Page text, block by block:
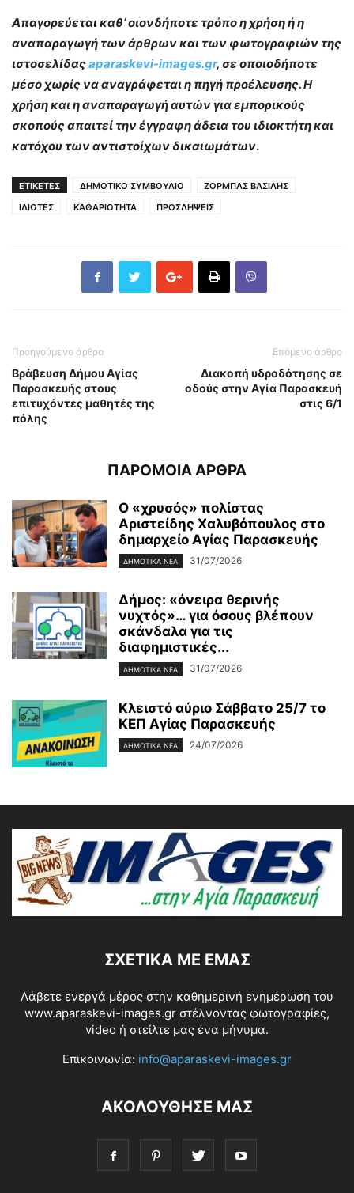
Απαγορεύεται καθ’ οιονδήποτε τρόπο η χρήση ή η
αναπαραγωγή των άρθρων και των φωτογραφιών της
ιστοσελίδας aparaskevi-images.gr, σε οποιοδήποτε
μέσο χωρίς να αναγράφεται η πηγή προέλευσης. Η
χρήση και η αναπαραγωγή αυτών για εμπορικούς
σκοπούς απαιτεί την έγγραφη άδεια του ιδιοκτήτη και
κατόχου των αντιστοίχων δικαιωμάτων.
ΕΤΙΚΕΤΕΣ ΔΗΜΟΤΙΚΟ ΣΥΜΒΟΥΛΙΟ
ΖΟΡΜΠΑΣ ΒΑΣΙΛΗΣ
ΙΔΙΩΤΕΣ
ΚΑΘΑΡΙΟΤΗΤΑ ΠΡΟΣΛΗΨΕΙΣ
Προηγούμενο άρθρο
Βράβευση Δήμου Αγίας
Παρασκευής στους
επιτυχόντες μαθητές της
πόλης
Επόμενο άρθρο
Διακοπή υδροδότησης σε
οδούς στην Αγία Παρασκευή
στις 6/1
ΠΑΡΟΜΟΙΑ ΑΡΘΡΑ
Ο «χρυσός» πολίστας
Αριστείδης Χαλυβόπουλος στο
δημαρχείο Αγίας Παρασκευής
ΔΗΜΟΤΙΚΑ ΝΕΑ 31/07/2026
Δήμος: «όνειρα θερινής
νυχτός»… για όσους βλέπουν
σκάνδαλα για τις
διαφημιστικές...
ΔΗΜΟΤΙΚΑ ΝΕΑ 31/07/2026
Κλειστό αύριο Σάββατο 25/7 το
ΚΕΠ Αγίας Παρασκευής
ΔΗΜΟΤΙΚΑ ΝΕΑ 24/07/2026
ΣΧΕΤΙΚΆ ΜΕ ΕΜΆΣ
Λάβετε ενεργά μέρος στην καθημερινή ενημέρωση του
www.aparaskevi-images.gr στέλνοντας φωτογραφίες,
video ή στείλτε μας ένα μήνυμα.
Επικοινωνία: info@aparaskevi-images.gr
ΑΚΟΛΟΥΘΗΣΕ ΜΑΣ